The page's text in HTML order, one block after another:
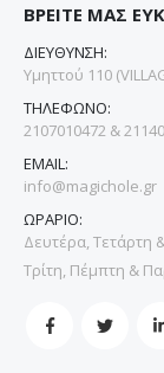
ΒΡΕΙΤΕ ΜΑΣ
ΔΙΕΥΘΥΝΣΗ:
Υμηττού 110
ΤΗΛΕΦΩΝΟ:
2107010472 &
EMAIL:
info@magichole.gr
ΩΡΑΡΙΟ:
Δευτέρα, Τετάρτη
Τρίτη, Πέμπτη &